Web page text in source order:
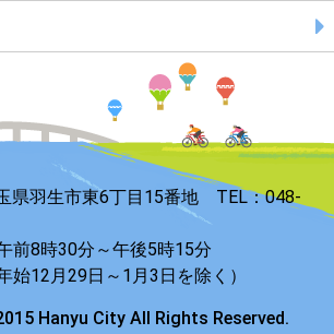
県羽生市東6丁目15番地 TEL：048-
前8時30分～午後5時15分
始12月29日～1月3日を除く）
Hanyu City All Rights Reserved.